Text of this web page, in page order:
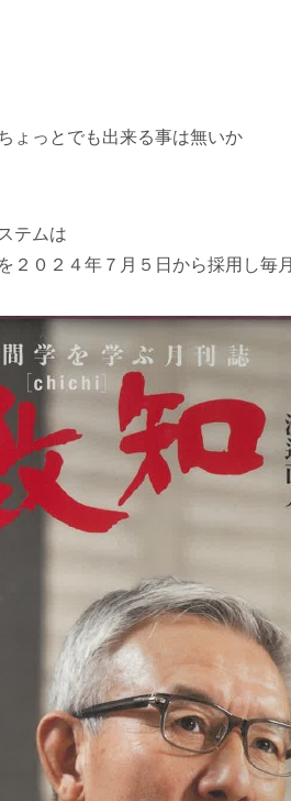
ょっとでも出来る事は無いか
テムは
２０２４年７月５日から採用し毎